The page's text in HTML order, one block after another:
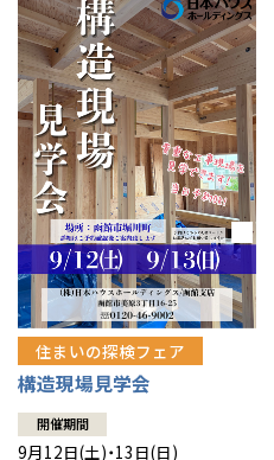
木材調達指針
グループ会社紹介
CMギャラリー
採用情報
住まいの探検フェア
構造現場見学会
開催期間
9月12日(土)・13日(日)